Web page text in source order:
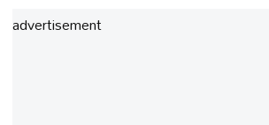
advertisement